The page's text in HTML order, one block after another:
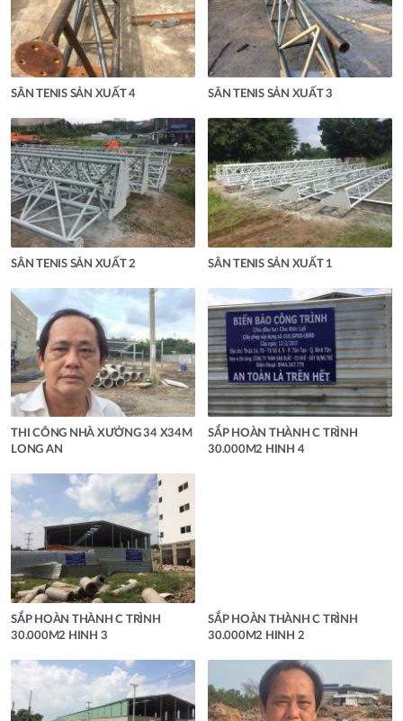
SÂN TENIS SẢN XUẤT 4 SÂN TENIS SẢN XUẤT 3
SÂN TENIS SẢN XUẤT 2 SÂN TENIS SẢN XUẤT 1
THI CÔNG NHÀ XƯỞNG 34 X34M
LONG AN
SẮP HOÀN THÀNH C TRÌNH
30.000M2 HINH 4
SẮP HOÀN THÀNH C TRÌNH
30.000M2 HINH 3
SẮP HOÀN THÀNH C TRÌNH
30.000M2 HINH 2